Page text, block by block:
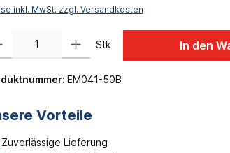
inkl. MwSt. zzgl. Versandkosten
Stk In den
EM041-50B
Vorteile
Zuverlässige Lieferung